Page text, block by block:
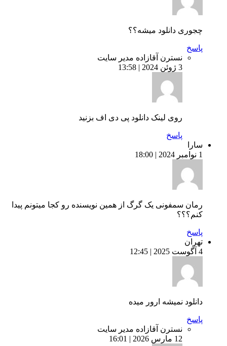
چجوری دانلود میشه؟؟
پاسخ
نسترن آقازادهمدیر سایت
روی لینک دانلود پی دی اف بزنید
پاسخ
سارا
رمان سمفونی یک گرگ از همین نویسنده رو کجا میتونم پیدا
کنم؟؟؟
پاسخ
تهران
دانلود نمیشه ارور میده
پاسخ
نسترن آقازادهمدیر سایت